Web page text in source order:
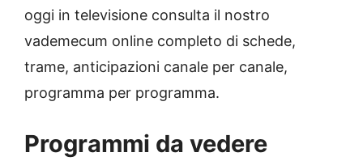
oggi in televisione consulta il nostro
vademecum online completo di schede,
trame, anticipazioni canale per canale,
programma per programma.
Programmi da vedere